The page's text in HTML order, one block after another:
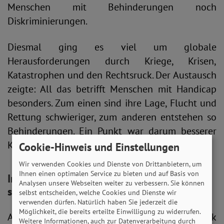
Menschen mit Behinderungen noch
Diskriminierungen.
Diesmal ging es viel um globale
Herausforderungen durch Kriege, Krisen,
Katastrophen und den Rechtsruck. Der Austausch
zeigte: All das betrifft Menschen mit Handicap
besonders. Zum einen sind ihre Lage, Flucht und
Rettung schwieriger, zum anderen entstehen so
Behinderungen. Ein Punkt war darum besserer
Katastrophenschutz.
Inklusion global verbessern: SoVD tauscht
sich aus
Als Gastgeber stand auch die Bundesrepublik
Cookie-Hinweis und Einstellungen
Wir verwenden Cookies und Dienste von Drittanbietern, um
Ihnen einen optimalen Service zu bieten und auf Basis von
Analysen unsere Webseiten weiter zu verbessern. Sie können
selbst entscheiden, welche Cookies und Dienste wir
verwenden dürfen. Natürlich haben Sie jederzeit die
Möglichkeit, die bereits erteilte Einwilligung zu widerrufen.
Weitere Informationen, auch zur Datenverarbeitung durch